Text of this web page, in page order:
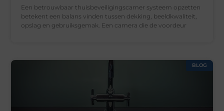
Een betrouwbaar thuisbeveiligingscamer systeem opzetten
betekent een balans vinden tussen dekking, beeldkwaliteit,
opslag en gebruiksgemak. Een camera die de voordeur
BLOG